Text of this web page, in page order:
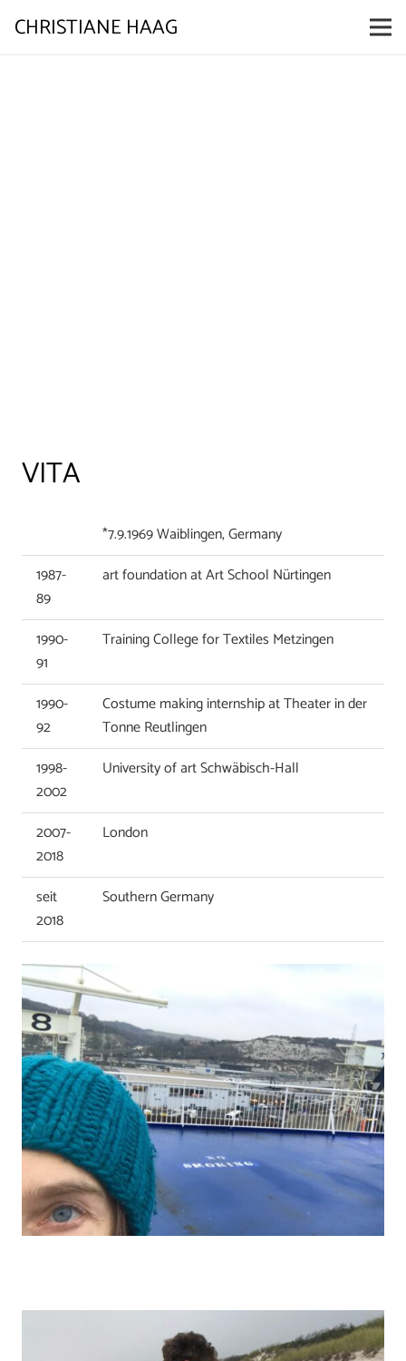
CHRISTIANE HAAG
VITA
*7.9.1969 Waiblingen, Germany
1987-
89
art foundation at Art School Nürtingen
1990-
91
Training College for Textiles Metzingen
1990-
92
Costume making internship at Theater in der
Tonne Reutlingen
1998-
2002
University of art Schwäbisch-Hall
2007-
2018
London
seit
2018
Southern Germany